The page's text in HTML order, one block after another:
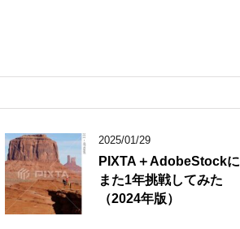
2025/01/29
PIXTA＋AdobeStockに
また1年挑戦してみた
（2024年版）